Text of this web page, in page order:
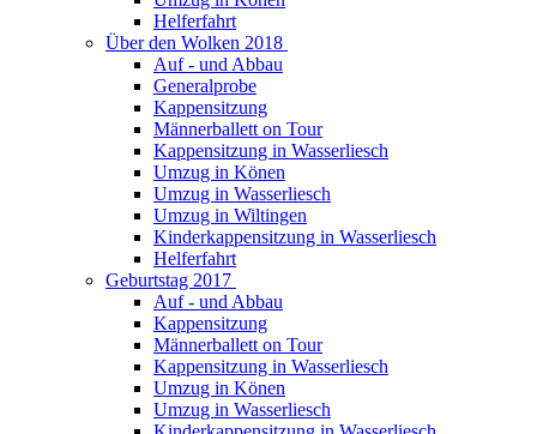
Helferfahrt
Über den Wolken 2018
Auf - und Abbau
Generalprobe
Kappensitzung
Männerballett on Tour
Kappensitzung in Wasserliesch
Umzug in Könen
Umzug in Wasserliesch
Umzug in Wiltingen
Kinderkappensitzung in Wasserliesch
Helferfahrt
Geburtstag 2017
Auf - und Abbau
Kappensitzung
Männerballett on Tour
Kappensitzung in Wasserliesch
Umzug in Könen
Umzug in Wasserliesch